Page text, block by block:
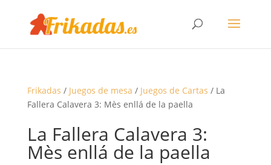
Frikadas / Juegos de mesa / Juegos de Cartas / La
Fallera Calavera 3: Mès enllá de la paella
La Fallera Calavera 3:
Mès enllá de la paella